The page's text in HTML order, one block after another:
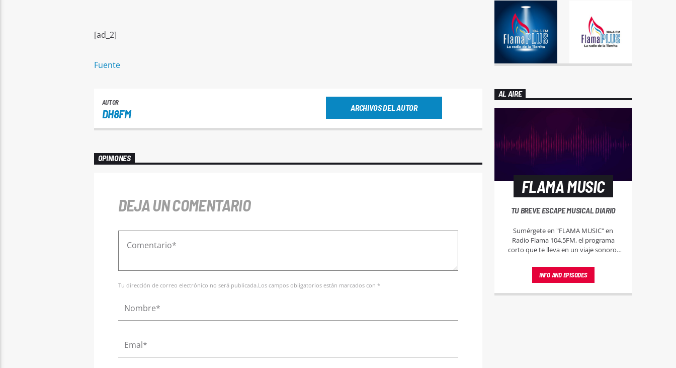
[ad_2]
Fuente
AUTOR
DH8FM ARCHIVOS DEL AUTOR
OPINIONES
DEJA UN COMENTARIO
Tu dirección de correo electrónico no será publicada.Los campos obligatorios están marcados con *
AL AIRE
FLAMA MUSIC
TU BREVE ESCAPE MUSICAL DIARIO
Sumérgete en "FLAMA MUSIC" en
Radio Flama 104.5FM, el programa
corto que te lleva en un viaje sonoro,
descubriendo cada faceta del universo
musical.
INFO AND EPISODES